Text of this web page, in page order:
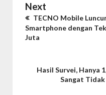
Next
TECNO Mobile
Smartphone dengan
Juta
Hasil Survei, Hanya
Sangat